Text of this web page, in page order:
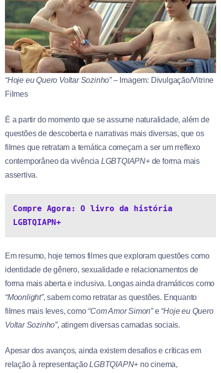
“Hoje eu Quero Voltar Sozinho”– Imagem: Divulgação/Vitrine
Filmes
É a partir do momento que se assume naturalidade, além de
questões de descoberta e narrativas mais diversas, que os
filmes que retratam a temática começam a ser um rreflexo
contemporâneo da vivência LGBTQIAPN+de forma mais
assertiva.
Compre Agora: O livro da história
LGBTQIAPN+
Em resumo, hoje temos filmes que exploram questões como
identidade de gênero, sexualidade e relacionamentos de
forma mais aberta e inclusiva. Longas ainda dramáticos como
“Moonlight”, sabem como retratar as questões. Enquanto
filmes mais leves, como “Com Amor Simon”e“Hoje eu Quero
Voltar Sozinho”, atingem diversas camadas sociais.
Apesar dos avanços, ainda existem desafios e críticas em
relação à representaçãoLGBTQIAPN+ no cinema,